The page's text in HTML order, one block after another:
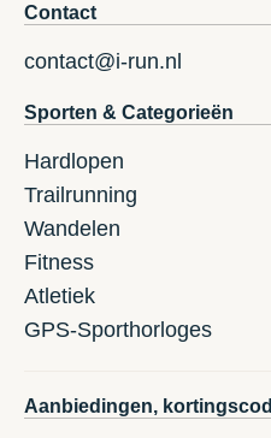
Contact
contact@i-run.nl
Sporten & Categorieën
Hardlopen
Trailrunning
Wandelen
Fitness
Atletiek
GPS-Sporthorloges
Aanbiedingen,